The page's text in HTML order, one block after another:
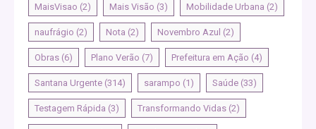
MaisVisao (2) Mais Visão (3) Mobilidade Urbana (2)
naufrágio (2) Nota (2) Novembro Azul (2)
Obras (6) Plano Verão (7) Prefeitura em Ação (4)
Santana Urgente (314) sarampo (1) Saúde (33)
Testagem Rápida (3) Transformando Vidas (2)